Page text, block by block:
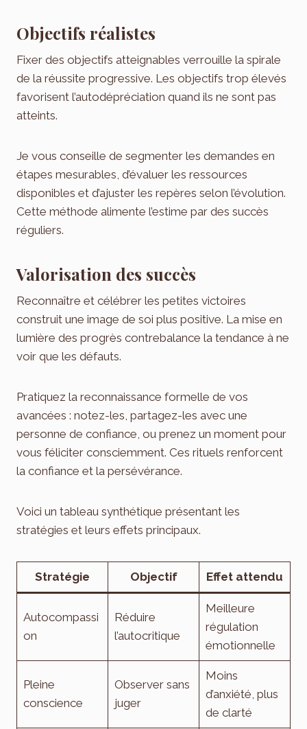
Objectifs réalistes
Fixer des objectifs atteignables verrouille la spirale
de la réussite progressive. Les objectifs trop élevés
favorisent l’autodépréciation quand ils ne sont pas
atteints.
Je vous conseille de segmenter les demandes en
étapes mesurables, d’évaluer les ressources
disponibles et d’ajuster les repères selon l’évolution.
Cette méthode alimente l’estime par des succès
réguliers.
Valorisation des succès
Reconnaître et célébrer les petites victoires
construit une image de soi plus positive. La mise en
lumière des progrès contrebalance la tendance à ne
voir que les défauts.
Pratiquez la reconnaissance formelle de vos
avancées : notez-les, partagez-les avec une
personne de confiance, ou prenez un moment pour
vous féliciter consciemment. Ces rituels renforcent
la confiance et la persévérance.
Voici un tableau synthétique présentant les
stratégies et leurs effets principaux.
Stratégie Objectif Effet attendu
Autocompassi
on
Réduire
l’autocritique
Meilleure
régulation
émotionnelle
Pleine
conscience
Observer sans
juger
Moins
d’anxiété, plus
de clarté